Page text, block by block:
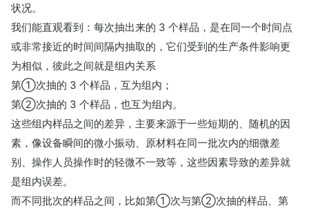
状况。
我们能直观看到：每次抽出来的 3 个样品，是在同一个时间点
或非常接近的时间间隔内抽取的，它们受到的生产条件影响更
为相似，彼此之间就是组内关系
第①次抽的 3 个样品，互为组内；
第②次抽的 3 个样品，也互为组内。
这些组内样品之间的差异，主要来源于一些短期的、随机的因
素，像设备瞬间的微小振动、原材料在同一批次内的细微差
别、操作人员操作时的轻微不一致等，这些因素导致的差异就
是组内误差。
而不同批次的样品之间，比如第①次与第②次抽的样品、第